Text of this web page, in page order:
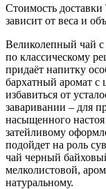
Стоимость
зависит от веса и
Великолепный чай с
по классическому
придаёт напитку
бархатный аромат с
избавиться от
заваривании – для
насыщенного настоя
затейливому
подойдет на роль
чай черный
мелколистовой,
натуральному.